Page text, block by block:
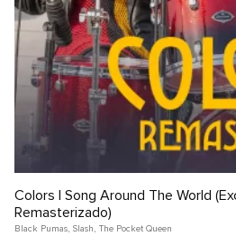
Colors | Song Around The World
Remasterizado)
Black Pumas, Slash , The Pocket Queen